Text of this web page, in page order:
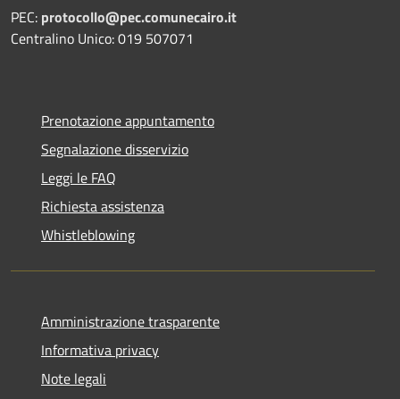
PEC: protocollo@pec.comunecairo.it
Centralino Unico: 019 507071
Prenotazione appuntamento
Segnalazione disservizio
Leggi le FAQ
Richiesta assistenza
Whistleblowing
Amministrazione trasparente
Informativa privacy
Note legali